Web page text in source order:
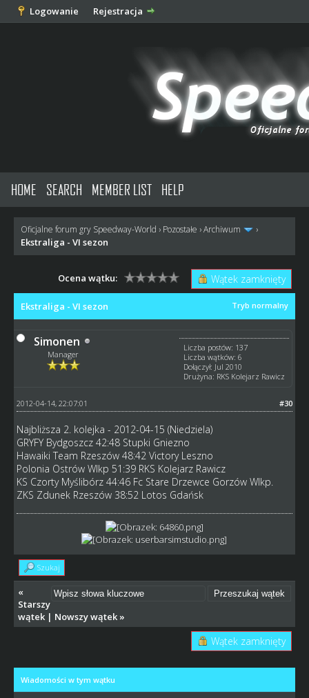
Logowanie Rejestracja
HOME SEARCH MEMBER LIST HELP
Oficjalne forum gry Speedway-World › Pozostałe ›Archiwum ›
Ekstraliga - VI sezon
Wątek zamknięty
Ocena wątku:
Tryb normalny
Ekstraliga - VI sezon
Simonen
Manager
Liczba postów: 137
Liczba wątków: 6
Dołączył: Jul 2010
Drużyna: RKS Kolejarz Rawicz
#30
2012-04-14, 22:07:01
Najbliższa 2. kolejka - 2012-04-15 (Niedziela)
GRYFY Bydgoszcz 42:48 Stupki Gniezno
Hawaiki Team Rzeszów 48:42 Victory Leszno
Polonia Ostrów Wlkp 51:39 RKS Kolejarz Rawicz
KS Czorty Myślibórz 44:46 Fc Stare Drzewce Gorzów Wlkp.
ZKS Zdunek Rzeszów 38:52 Lotos Gdańsk
Szukaj
«
Starszy
wątek| Nowszy wątek»
Wątek zamknięty
Wiadomości w tym wątku